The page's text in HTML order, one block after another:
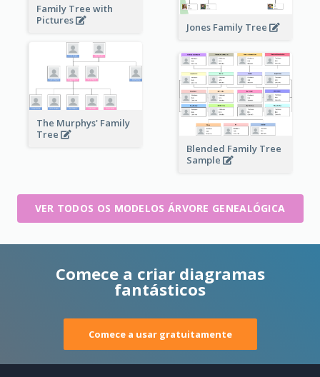
Family Tree with
Pictures
Jones Family Tree
The Murphys' Family
Tree
Blended Family Tree
Sample
VER TODOS OS MODELOS ÁRVORE GENEALÓGICA
Comece a criar diagramas
fantásticos
Comece a usar gratuitamente